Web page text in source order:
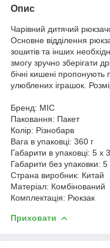
Опис
Чарівний дитячий
Основне відділення
зошитів та інших
змогу зручно зберігати
бічні кишені
улюблених іграшок.
Бренд: MIC
Паковання: Пакет
Колір: Різнобарв
Вага в упаковці: 360 г
Габарити в упаковці: 5 x
Габарити без упаковки:
Страна виробник: Китай
Матеріал: Комбінований
Комплектація: Рюкзак
Приховати